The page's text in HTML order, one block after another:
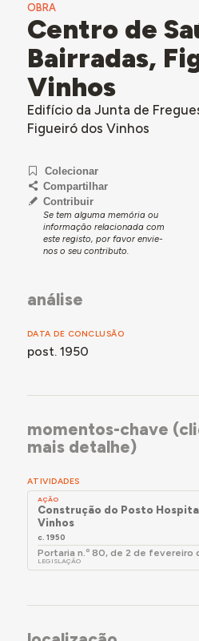
OBRA
Centro de
Bairradas,
Vinhos
Edifício da Junta de
Figueiró dos Vinhos
Colecionar
Compartilhar
Contribuir
Se tem alguma memória ou
informação relacionada com
este registo, por favor envie-
nos o seu contributo.
análise
DATA DE CONCLUSÃO
post. 1950
momentos-chave
mais detalhe)
ATIVIDADES
AÇÃO
Construção do Posto
Vinhos
c. 1950
Portaria n.º 80, de 2 de fevereiro
LEGISLAÇÃO